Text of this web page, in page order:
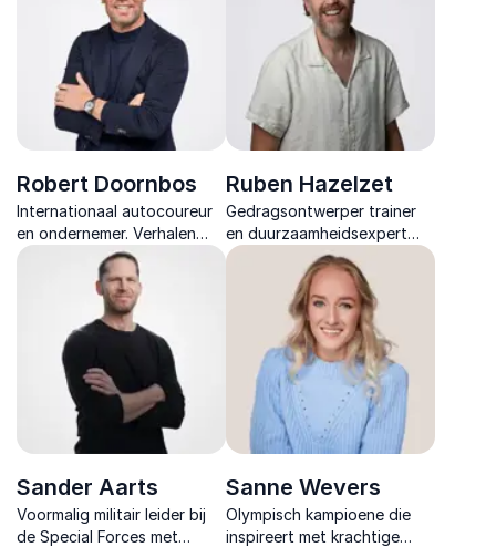
resultaten te behalen.
onder druk.
Robert Doornbos
Internationaal autocoureur
en ondernemer. Verhalen
over snelle besluitvorming,
precisie onder druk en het
meedogenloze streven naar
uitmuntendheid.
Ruben Hazelzet
Gedragsontwerper trainer
en duurzaamheidsexpert
met focus op
klimaateducatie en sociale
innovatie die organisaties
en publiek activeert tot
echte gedragsverandering.
Sander Aarts
Voormalig militair leider bij
de Special Forces met
Sanne Wevers
Olympisch kampioene die
inspireert met krachtige